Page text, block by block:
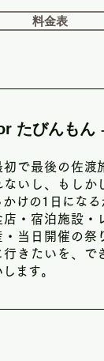
前」である両
聞こえるよう
料金表
たびんもん
初で最後の佐渡
ないし、もしか
かけの1日にな
店・宿泊施設・
・当日開催の祭
行きたいを、で
します。